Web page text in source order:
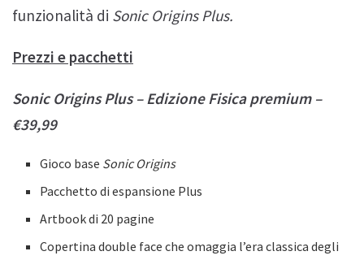
funzionalità di Sonic Origins Plus.
Prezzi e pacchetti
Sonic Origins Plus – Edizione Fisica premium –
€39,99
Gioco base Sonic Origins
Pacchetto di espansione Plus
Artbook di 20 pagine
Copertina double face che omaggia l’era classica degli